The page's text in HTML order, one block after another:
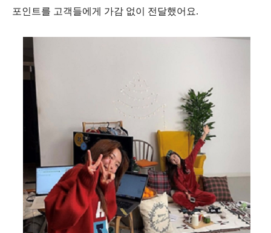
포인트를 고객들에게 가감 없이 전달했어요.